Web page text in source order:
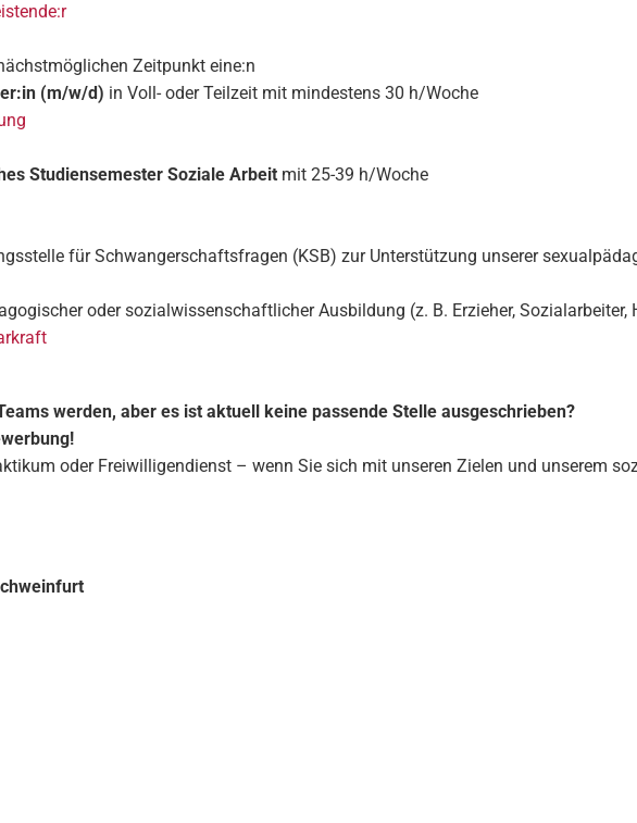
Zeitpunkt eine:n
(m/w/d) in Voll- oder Teilzeit mit mindestens 30 h/Woche
Studiensemester Soziale Arbeit mit 25-39 h/Woche
für Schwangerschaftsfragen (KSB) zur Unterstützung unserer
oder sozialwissenschaftlicher Ausbildung (z. B. Erzieher,
werden, aber es ist aktuell keine passende Stelle ausgeschrieben?
oder Freiwilligendienst – wenn Sie sich mit unseren Zielen und unserem